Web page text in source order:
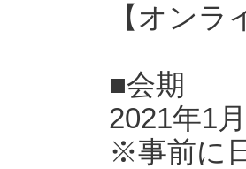
【オン
■会期
2021年1
※事前に